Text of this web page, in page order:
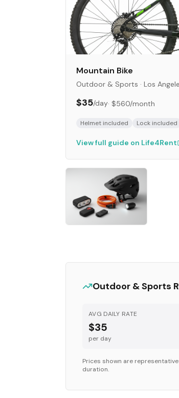
Mountain Bike
Outdoor & Sports · Los
$35/day· $560/month
Helmet included Lock included
View full guide on Life4Rent
Outdoor & Sports
AVG DAILY RATE
$35
per day
Prices shown are
duration.